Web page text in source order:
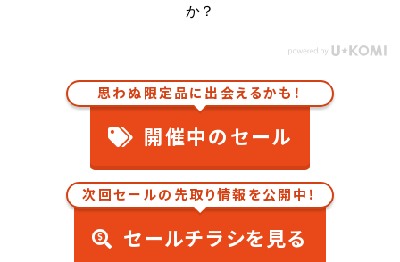
か？
思わぬ限定品に出会えるかも！
開催中のセール
次回セールの先取り情報を公開中！
セールチラシを見る